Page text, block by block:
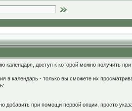
доступ к которой можно получить
календарь - только вы сможете их
добавить при помощи первой опции, просто